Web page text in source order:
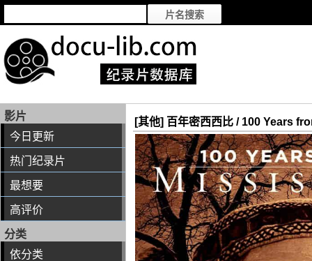
影片
今日更新
热门纪录片
最想要
高评价
分类
依分类
[其他] 百年密西西比 / 100 Years